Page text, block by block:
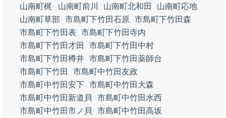
山南町梶
山南町前川 山南町北和田
山南町応地
山南町草部
市島町下竹田石原 市島町下竹田森
市島町下竹田表
市島町下竹田寺内
市島町下竹田才田
市島町下竹田中村
市島町下竹田樽井 市島町下竹田薬師台
市島町下竹田
市島町中竹田友政
市島町中竹田安下 市島町中竹田大森
市島町中竹田新道貝
市島町中竹田水西
市島町中竹田市ノ貝
市島町中竹田高坂